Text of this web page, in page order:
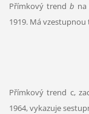
Přímkový trend b
1919. Má
Přímkový trend c,
1964, vykazuje